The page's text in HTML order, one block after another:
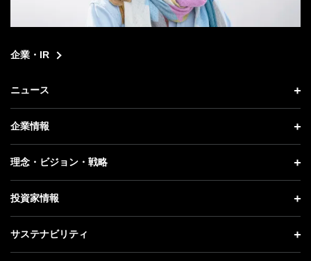
企業・IR
ニュース
ニュース トップ
プレスリリース
更新情報
記者説明会
企業情報
企業情報 トップ
社長メッセージ
事業紹介
理念・ビジョン・戦略
理念・ビジョン・戦略 トップ
成長戦略「Activate AI for Society」
投資家情報
投資家情報 トップ
経営方針
サステナビリティ